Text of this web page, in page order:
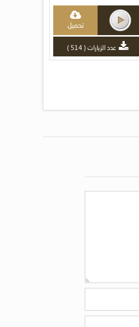
تحميل
عدد الزيارات ( 514 )